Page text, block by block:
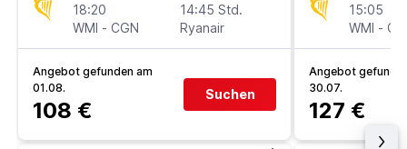
18:20
WMI - CGN
14:45 Std.
Ryanair
Angebot gefunden am
01.08.
108 €
Suchen
15:05
WMI -
Angebot
30.07.
127 €